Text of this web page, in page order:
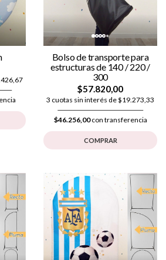
Bolso de transporte para
estructuras de 140 / 220 /
300
$57.820,00
3 cuotas sin interés de $19.273,33
$46.256,00con transferencia
COMPRAR